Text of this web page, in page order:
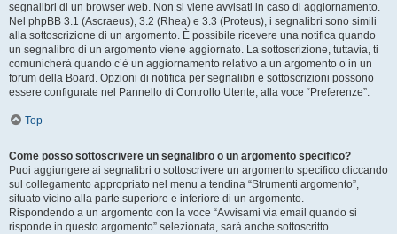
segnalibri di un browser web. Non si viene avvisati in caso di aggiornamento.
Nel phpBB 3.1 (Ascraeus), 3.2 (Rhea) e 3.3 (Proteus), i segnalibri sono simili
alla sottoscrizione di un argomento. È possibile ricevere una notifica quando
un segnalibro di un argomento viene aggiornato. La sottoscrizione, tuttavia, ti
comunicherà quando c’è un aggiornamento relativo a un argomento o in un
forum della Board. Opzioni di notifica per segnalibri e sottoscrizioni possono
essere configurate nel Pannello di Controllo Utente, alla voce “Preferenze”.
Top
Come posso sottoscrivere un segnalibro o un argomento specifico?
Puoi aggiungere ai segnalibri o sottoscrivere un argomento specifico cliccando
sul collegamento appropriato nel menu a tendina “Strumenti argomento”,
situato vicino alla parte superiore e inferiore di un argomento.
Rispondendo a un argomento con la voce “Avvisami via email quando si
risponde in questo argomento” selezionata, sarà anche sottoscritto